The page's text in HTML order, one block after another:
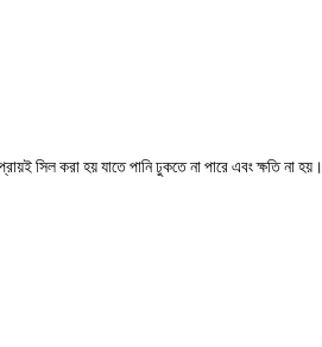
সিল করা হয় যাতে পানি ঢুকতে না পারে এবং ক্ষতি না হয়।